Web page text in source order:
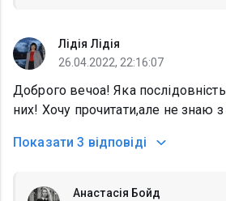
Лідія Лідія
26.04.2022, 22:16:07
Доброго вечоа! Яка
них! Хочу прочитати,але не знаю з
Показати 3 відповіді
Анастасія Бойд